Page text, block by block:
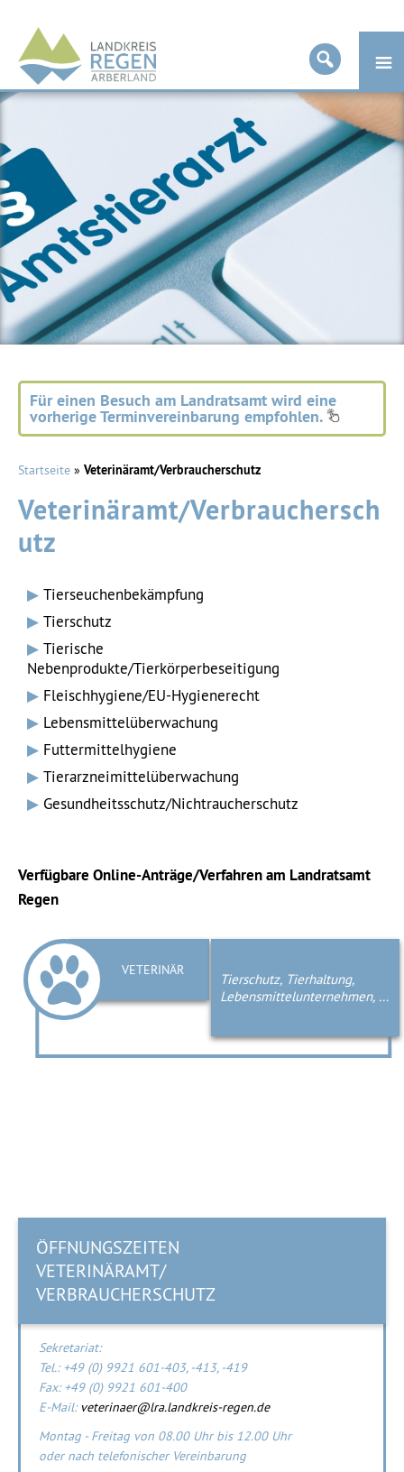
Landkreis
Regen
Für einen Besuch am Landratsamt wird eine
vorherige Terminvereinbarung empfohlen.
Startseite » Veterinäramt/Verbraucherschutz
Veterinäramt/Verbrauchersch
utz
Tierseuchenbekämpfung
Tierschutz
Tierische
Nebenprodukte/Tierkörperbeseitigung
Fleischhygiene/EU-Hygienerecht
Lebensmittelüberwachung
Futtermittelhygiene
Tierarzneimittelüberwachung
Gesundheitsschutz/Nichtraucherschutz
Verfügbare Online-Anträge/Verfahren am Landratsamt
Regen
VETERINÄR
Tierschutz, Tierhaltung,
Lebensmittelunternehmen, ...
ÖFFNUNGSZEITEN
VETERINÄRAMT/
VERBRAUCHERSCHUTZ
Sekretariat:
Tel.: +49 (0) 9921 601-403, -413, -419
Fax: +49 (0) 9921 601-400
E-Mail: veterinaer@lra.landkreis-regen.de
Montag - Freitag von 08.00 Uhr bis 12.00 Uhr
oder nach telefonischer Vereinbarung